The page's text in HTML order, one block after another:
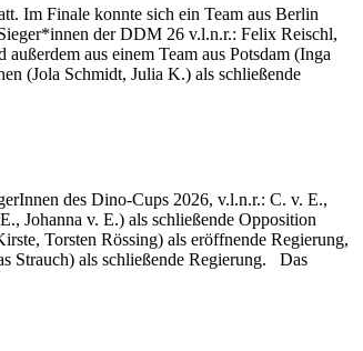
Im Finale konnte sich ein Team aus Berlin
der DDM 26 v.l.n.r.: Felix Reischl,
aus einem Team aus Potsdam (Inga
(Jola Schmidt, Julia K.) als schließende
des Dino-Cups 2026, v.l.n.r.: C. v. E.,
Johanna v. E.) als schließende Opposition
Torsten Rössing) als eröffnende Regierung,
Strauch) als schließende Regierung. Das